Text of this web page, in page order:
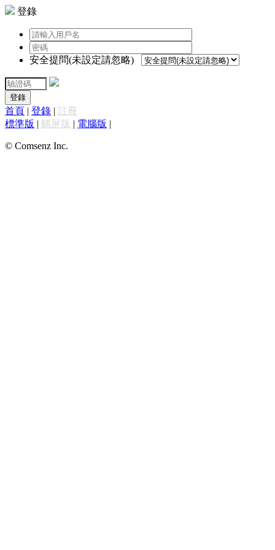
登錄
安全提問(未設定請忽略)
登錄
首頁 | 登錄 | 註冊
標準版 | 觸屏版 | 電腦版 |
© Comsenz Inc.